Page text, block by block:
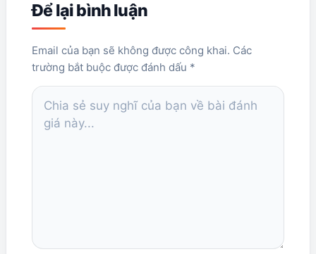
Để lại bình luận
Email của bạn sẽ không được công khai. Các
trường bắt buộc được đánh dấu *
COMMENT